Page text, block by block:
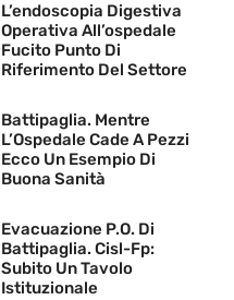
L’endoscopia Digestiva
Operativa All’ospedale
Fucito Punto Di
Riferimento Del Settore
Battipaglia. Mentre
L’Ospedale Cade A Pezzi
Ecco Un Esempio Di
Buona Sanità
Evacuazione P.O. Di
Battipaglia. Cisl-Fp:
Subito Un Tavolo
Istituzionale